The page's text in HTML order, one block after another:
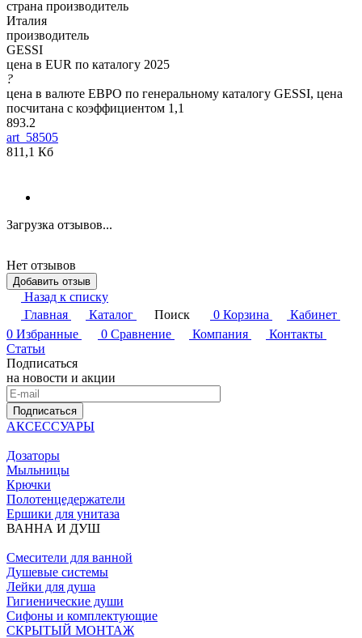
страна производитель
Италия
производитель
GESSI
цена в EUR по каталогу 2025
?
цена в валюте ЕВРО по генеральному каталогу GESSI, цена
посчитана с коэффициентом 1,1
893.2
art_58505
811,1 Кб
Загрузка отзывов...
Нет отзывов
Добавить отзыв
Назад к списку
Главная
Каталог Поиск 0 Корзина
Кабинет
0 Избранные 0 Сравнение Компания
Контакты
Статьи
Подписаться
на новости и акции
Подписаться
АКСЕССУАРЫ
Дозаторы
Мыльницы
Крючки
Полотенцедержатели
Ершики для унитаза
ВАННА И ДУШ
Смесители для ванной
Душевые системы
Лейки для душа
Гигиенические души
Сифоны и комплектующие
СКРЫТЫЙ МОНТАЖ